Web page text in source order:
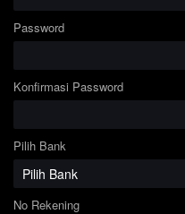
Password
Konfirmasi Password
Pilih Bank
No Rekening